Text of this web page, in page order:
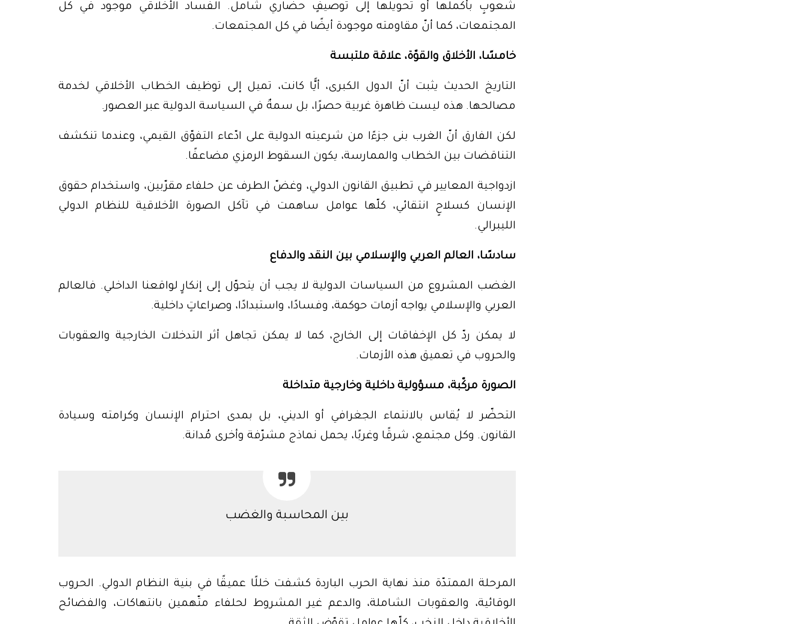
شعوبٍ بأكملها أو تحويلها إلى توصيفٍ حضاري شامل. الفساد الأخلاقي موجود في كل
المجتمعات، كما أنّ مقاومته موجودة أيضًا في كل المجتمعات.
خامسًا، الأخلاق والقوّة، علاقة ملتبسة
التاريخ الحديث يثبت أنّ الدول الكبرى، أيًّا كانت، تميل إلى توظيف الخطاب الأخلاقي لخدمة
مصالحها. هذه ليست ظاهرة غربية حصرًا، بل سمةٌ في السياسة الدولية عبر العصور.
لكن الفارق أنّ الغرب بنى جزءًا من شرعيته الدولية على ادّعاء التفوّق القيمي، وعندما تنكشف
التناقضات بين الخطاب والممارسة، يكون السقوط الرمزي مضاعفًا.
ازدواجية المعايير في تطبيق القانون الدولي، وغضّ الطرف عن حلفاء مقرّبين، واستخدام حقوق
الإنسان كسلاحٍ انتقائي، كلّها عوامل ساهمت في تآكل الصورة الأخلاقية للنظام الدولي
الليبرالي.
سادسًا، العالم العربي والإسلامي بين النقد والدفاع
الغضب المشروع من السياسات الدولية لا يجب أن يتحوّل إلى إنكارٍ لواقعنا الداخلي. فالعالم
العربي والإسلامي يواجه أزمات حوكمة، وفسادًا، واستبدادًا، وصراعاتٍ داخلية.
لا يمكن ردّ كل الإخفاقات إلى الخارج، كما لا يمكن تجاهل أثر التدخلات الخارجية والعقوبات
والحروب في تعميق هذه الأزمات.
الصورة مركّبة، مسؤولية داخلية وخارجية متداخلة
التحضّر لا يُقاس بالانتماء الجغرافي أو الديني، بل بمدى احترام الإنسان وكرامته وسيادة
القانون. وكل مجتمع، شرقًا وغربًا، يحمل نماذج مشرّفة وأخرى مُدانة.
بين المحاسبة والغضب
المرحلة الممتدّة منذ نهاية الحرب الباردة كشفت خللًا عميقًا في بنية النظام الدولي. الحروب
الوقائية، والعقوبات الشاملة، والدعم غير المشروط لحلفاء متّهمين بانتهاكات، والفضائح